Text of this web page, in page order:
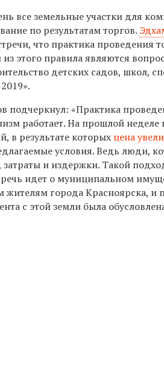
все земельные участки для
по результатам торгов.
что практика проведения
этого правила являются
детских садов, школ,
подчеркнул: «Практика
работает. На прошлой
в результате которых цена
условия. Ведь люди,
затраты и издержки. Такой
идет о муниципальном
жителям города Красноярска, и
с этой земли была